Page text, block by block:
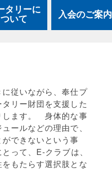
タリーに
ついて 入会のご案内
従いながら、奉仕プ
リー財団を支援した
します。 身体的な事
ールなどの理由で、
できないという事
って、E-クラブは、
もたらす選択肢とな